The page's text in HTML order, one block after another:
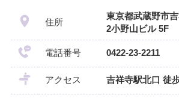
住所
東京都武蔵野市
2小野山ビル 5F
電話番号 0422-23-2211
アクセス 吉祥寺駅北口 徒